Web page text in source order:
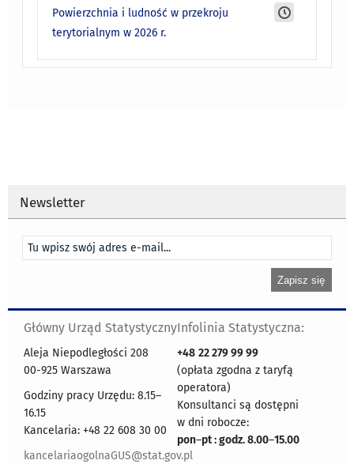
Powierzchnia i ludność w przekroju
terytorialnym w 2026 r.
Newsletter
Główny Urząd Statystyczny
Aleja Niepodległości 208
00-925 Warszawa
Godziny pracy Urzędu: 8.15–
16.15
Kancelaria: +48 22 608 30 00
kancelariaogolnaGUS@stat.gov.pl
Infolinia Statystyczna:
+48 22 279 99 99
(opłata zgodna z taryfą
operatora)
Konsultanci są dostępni
w dni robocze:
pon–pt : godz. 8.00–15.00